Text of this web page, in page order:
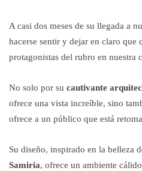
A casi dos meses de su llegada a
hacerse sentir y dejar en claro que
protagonistas del rubro en nuestra
No solo por su cautivante
ofrece una vista increíble, sino
ofrece a un público que está
Su diseño, inspirado en la belleza
Samiria, ofrece un ambiente